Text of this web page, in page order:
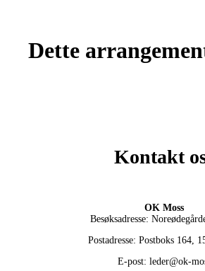
Dette
Kontakt
OK Moss
Besøksadresse:
Postadresse: Postboks 164,
E-post: leder@ok-